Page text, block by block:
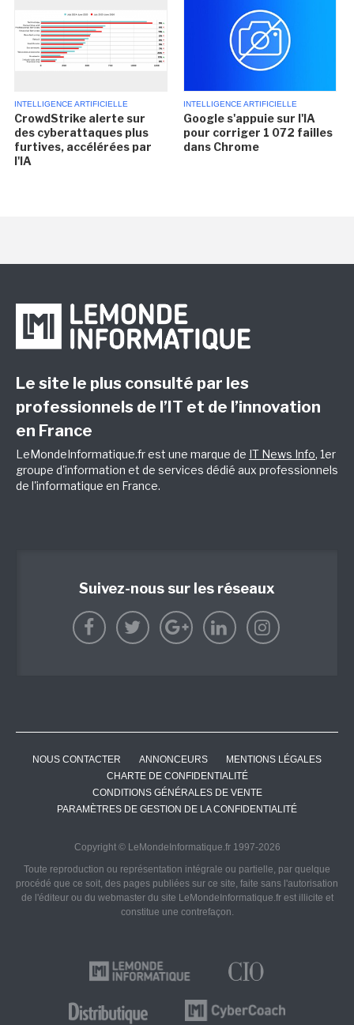
INTELLIGENCE ARTIFICIELLE
CrowdStrike alerte sur
des cyberattaques plus
furtives, accélérées par
l'IA
INTELLIGENCE ARTIFICIELLE
Google s'appuie sur l'IA
pour corriger 1 072 failles
dans Chrome
Le site le plus consulté par les
professionnels de l’IT et de l’innovation
en France
LeMondeInformatique.fr est une marque de IT News Info, 1er
groupe d'information et de services dédié aux professionnels
de l'informatique en France.
Suivez-nous sur les réseaux
NOUS CONTACTER ANNONCEURS
MENTIONS LÉGALES
CHARTE DE CONFIDENTIALITÉ
CONDITIONS GÉNÉRALES DE VENTE
PARAMÈTRES DE GESTION DE LA CONFIDENTIALITÉ
Copyright © LeMondeInformatique.fr 1997-2026
Toute reproduction ou représentation intégrale ou partielle, par quelque
procédé que ce soit, des pages publiées sur ce site, faite sans l'autorisation
de l'éditeur ou du webmaster du site LeMondeInformatique.fr est illicite et
constitue une contrefaçon.